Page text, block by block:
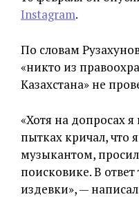
Instagram.
По словам
«никто из
Казахстана» не
«Хотя на допросах
пытках кричал, что
музыкантом,
поисковике. В ответ
издевки», —